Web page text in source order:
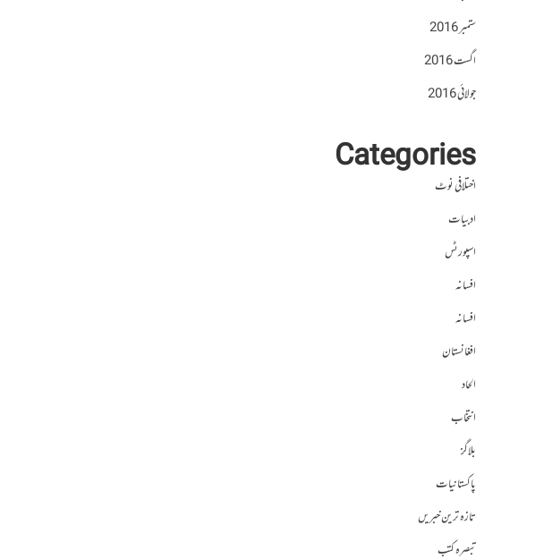
ستمبر 2016
اگست 2016
جولائی 2016
Categories
اختلافی نوٹ
ادبیات
اسپورٹس
افسانہ
افسانہ
افغانستان
الحاد
انتخاب
بلاگز
پاکستانیات
تازہ ترین خبریں
تبصرہ کتب